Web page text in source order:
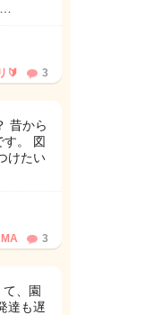
🔰 3
昔から
。 図
けたい
MA 3
、園
達も遅